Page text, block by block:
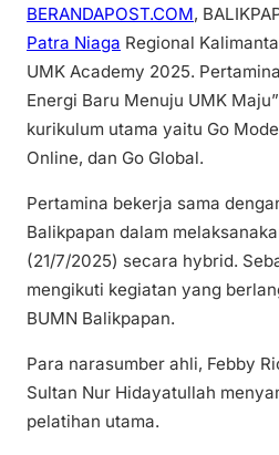
BERANDAPOST.COM,
Patra Niaga Regional
UMK Academy 2025.
Energi Baru Menuju UMK
kurikulum utama yaitu Go
Online, dan Go Global.
Pertamina bekerja sama
Balikpapan dalam
(21/7/2025) secara hybrid.
mengikuti kegiatan yang
BUMN Balikpapan.
Para narasumber ahli, Febby
Sultan Nur Hidayatullah
pelatihan utama.